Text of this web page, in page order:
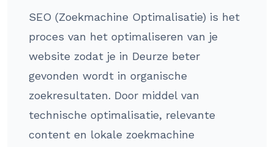
SEO (Zoekmachine Optimalisatie) is het
proces van het optimaliseren van je
website zodat je in Deurze beter
gevonden wordt in organische
zoekresultaten. Door middel van
technische optimalisatie, relevante
content en lokale zoekmachine